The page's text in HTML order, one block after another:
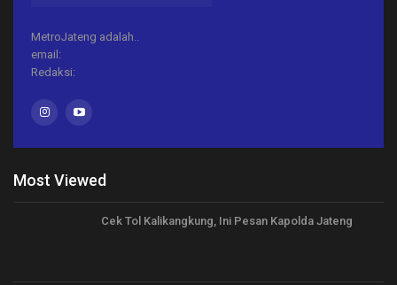
MetroJateng adalah..
email:
Redaksi:
Most Viewed
Cek Tol Kalikangkung, Ini Pesan Kapolda Jateng